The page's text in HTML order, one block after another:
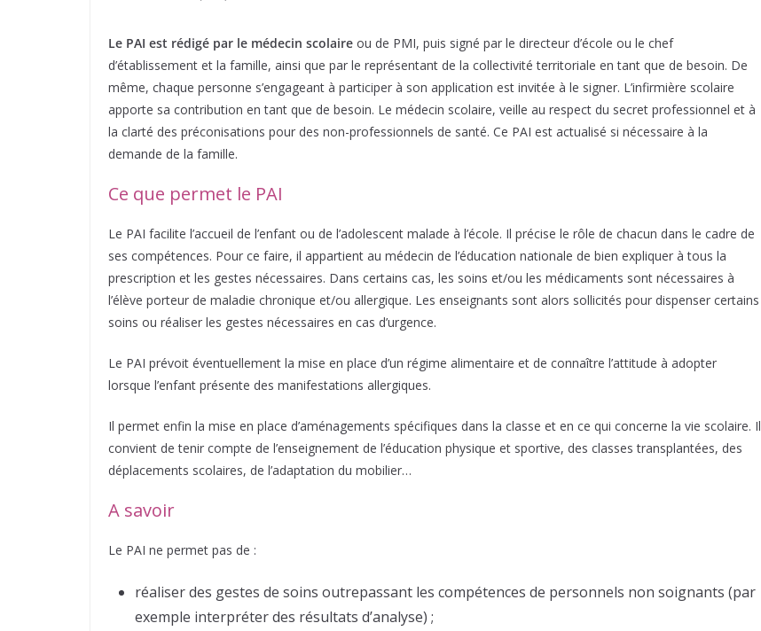
Le PAI est rédigé par le médecin scolaire ou de PMI, puis signé par le directeur d’école ou le chef
d’établissement et la famille, ainsi que par le représentant de la collectivité territoriale en tant que de besoin. De
même, chaque personne s’engageant à participer à son application est invitée à le signer. L’infirmière scolaire
apporte sa contribution en tant que de besoin. Le médecin scolaire, veille au respect du secret professionnel et à
la clarté des préconisations pour des non-professionnels de santé. Ce PAI est actualisé si nécessaire à la
demande de la famille.
Ce que permet le PAI
Le PAI facilite l’accueil de l’enfant ou de l’adolescent malade à l’école. Il précise le rôle de chacun dans le cadre de
ses compétences. Pour ce faire, il appartient au médecin de l’éducation nationale de bien expliquer à tous la
prescription et les gestes nécessaires. Dans certains cas, les soins et/ou les médicaments sont nécessaires à
l’élève porteur de maladie chronique et/ou allergique. Les enseignants sont alors sollicités pour dispenser certains
soins ou réaliser les gestes nécessaires en cas d’urgence.
Le PAI prévoit éventuellement la mise en place d’un régime alimentaire et de connaître l’attitude à adopter
lorsque l’enfant présente des manifestations allergiques.
Il permet enfin la mise en place d’aménagements spécifiques dans la classe et en ce qui concerne la vie scolaire. Il
convient de tenir compte de l’enseignement de l’éducation physique et sportive, des classes transplantées, des
déplacements scolaires, de l’adaptation du mobilier…
A savoir
Le PAI ne permet pas de :
réaliser des gestes de soins outrepassant les compétences de personnels non soignants (par
exemple interpréter des résultats d’analyse) ;